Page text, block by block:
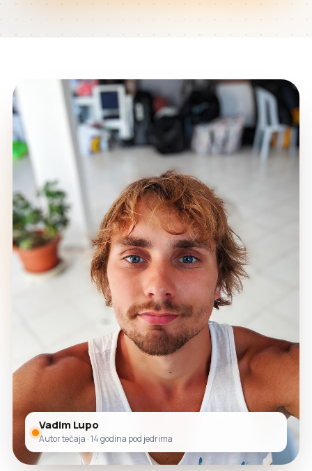
Vadim Lupo
Autor tečaja · 14 godina pod jedrima